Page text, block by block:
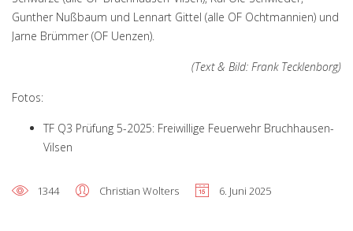
Gunther Nußbaum und Lennart Gittel (alle OF Ochtmannien) und
Jarne Brümmer (OF Uenzen).
(Text & Bild: Frank Tecklenborg)
Fotos:
TF Q3 Prüfung 5-2025: Freiwillige Feuerwehr Bruchhausen-
Vilsen
1344 Christian Wolters 6. Juni 2025